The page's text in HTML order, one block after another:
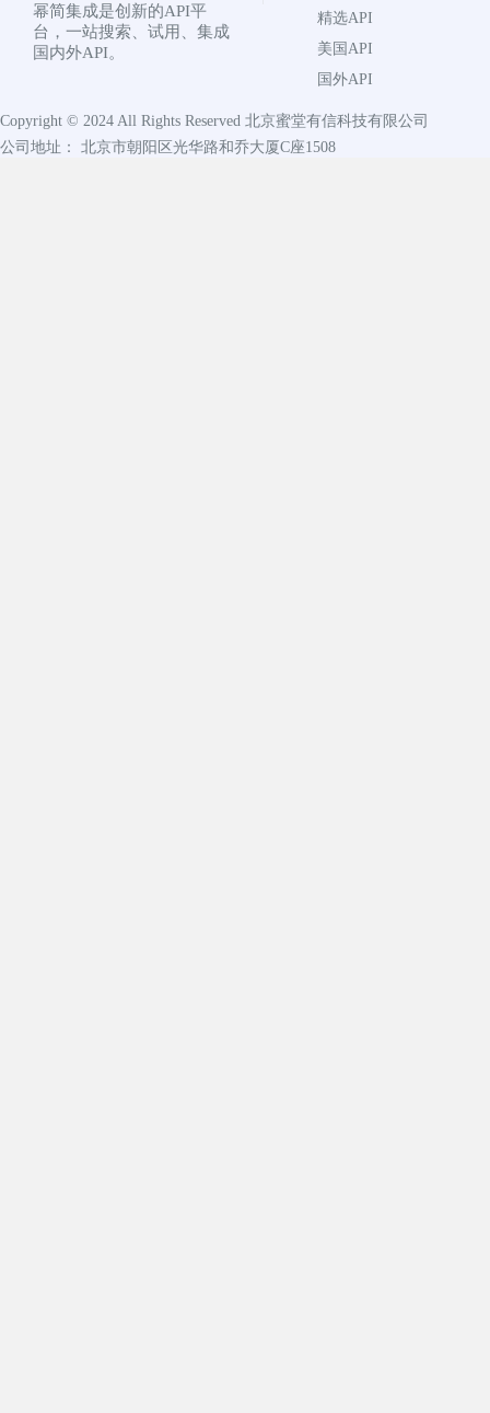
幂简集成是创新的API平
台，一站搜索、试用、集成
国内外API。
精选API
美国API
国外API
Copyright © 2024 All Rights Reserved 北京蜜堂有信科技有限公司
公司地址： 北京市朝阳区光华路和乔大厦C座1508